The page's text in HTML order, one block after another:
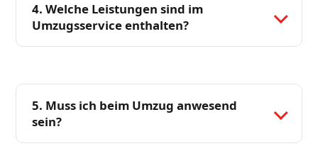
4. Welche Leistungen sind im
Umzugsservice enthalten?
5. Muss ich beim Umzug anwesend
sein?